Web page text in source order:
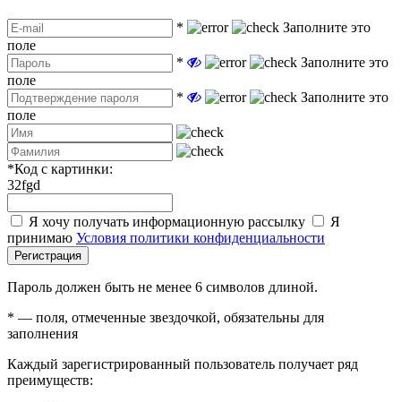
*
Заполните это
поле
*
Заполните это
поле
*
Заполните это
поле
*Код с картинки:
32fgd
Я хочу получать информационную рассылку
Я
принимаю Условия политики конфиденциальности
Регистрация
Пароль должен быть не менее 6 символов длиной.
* — поля, отмеченные звездочкой, обязательны для
заполнения
Каждый зарегистрированный пользователь получает ряд
преимуществ: